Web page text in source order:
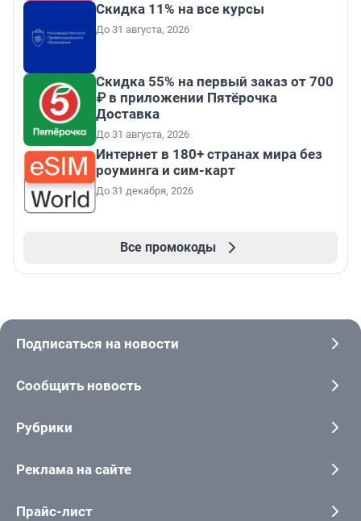
Скидка 11% на все курсы
До 31 августа, 2026
Скидка 55% на первый заказ от 700
₽ в приложении Пятёрочка
Доставка
До 31 августа, 2026
Интернет в 180+ странах мира без
роуминга и сим-карт
До 31 декабря, 2026
Все промокоды
Подписаться на новости
Сообщить новость
Рубрики
Реклама на сайте
Прайс-лист